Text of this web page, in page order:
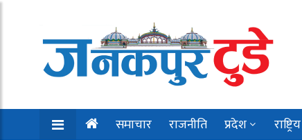
समाचार राजनीति प्रदेश राष्ट्रिय